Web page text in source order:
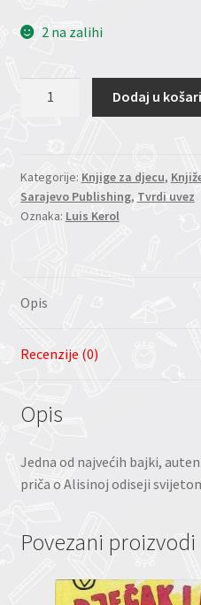
2 na zalihi
(Luis
Kerol)
količina
Dodaj u
Kategorije: Knjige za djecu,
Sarajevo Publishing, Tvrdi uvez
Oznaka: Luis Kerol
Opis
Recenzije (0)
Opis
Jedna od najvećih bajki,
priča o Alisinoj odiseji
Povezani proizvodi